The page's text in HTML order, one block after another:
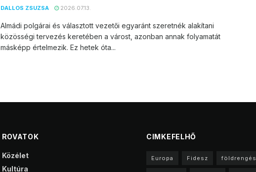
DALLOS ZSUZSA 2026.07.13.
Almádi polgárai és választott vezetői egyaránt szeretnék alakítani
közösségi tervezés keretében a várost, azonban annak folyamatát
másképp értelmezik. Ez hetek óta...
ROVATOK
Közélet
Kultúra
CIMKEFELHŐ
Europa Fidesz földrengés